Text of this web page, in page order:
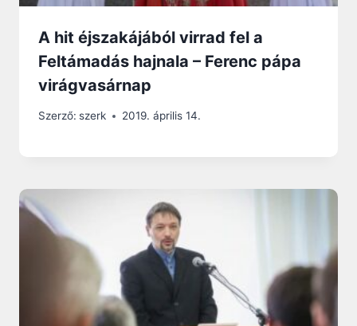
A hit éjszakájából virrad fel a
Feltámadás hajnala – Ferenc pápa
virágvasárnap
Szerző: szerk 2019. április 14.